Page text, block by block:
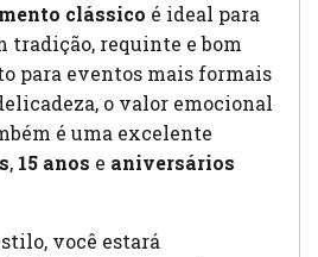
clássico é ideal para
tradição, requinte e bom
para eventos mais formais
o valor emocional
é uma excelente
, 15 anos e aniversários
você estará